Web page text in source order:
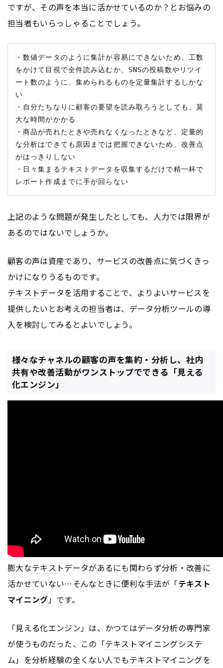
ですが、その声を本当に活かせているのか？とお悩みの
担当者もいらっしゃることでしょう。
・数値データのように集計が容易にできないため、工数
をかけて目視で全件読み込むか、SNSの投稿数やリツイ
ート数のように、集められるものを定量集計するしかな
い
・自分たちなりに顧客の要望を読み取ろうとしても、莫
大な時間がかかる
・商品が売れたときや売れなくなったときなど、定量的
な分析はできても原因までは把握できないため、改善点
がはっきりしない
・日々集まるテキストデータを収集するだけで精一杯で
上記のような問題が発生したとしても、人力では限界が
あるのではないでしょうか。
顧客の声は資産であり、サービスの改善点に気づくきっ
かけになりうるものです。
テキストデータを活用することで、よりよいサービスを
提供したいとお考えの担当者は、データ分析ツールの導
入を検討してみるとよいでしょう。
様々なチャネルの顧客の声を集約・分析し、社内
共有や改善活動がワンストップでできる「見える
化エンジン」
膨大なテキストデータがあるにも関わらず分析・改善に
活かせていない…そんなときに便利な手法が「テキスト
マイニング」です。
「見える化エンジン」は、かつてはデータ分析の専門家
が使うものだった、この「テキストマイニングシステ
ム」を分析経験の全くない人でもテキストマイニングを